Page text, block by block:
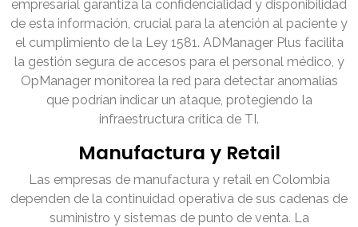
empresarial garantiza la confidencialidad y disponibilidad
de esta información, crucial para la atención al paciente y
el cumplimiento de la Ley 1581. ADManager Plus facilita
la gestión segura de accesos para el personal médico, y
OpManager monitorea la red para detectar anomalías
que podrían indicar un ataque, protegiendo la
infraestructura crítica de TI.
Manufactura y Retail
Las empresas de manufactura y retail en Colombia
dependen de la continuidad operativa de sus cadenas de
suministro y sistemas de punto de venta. La